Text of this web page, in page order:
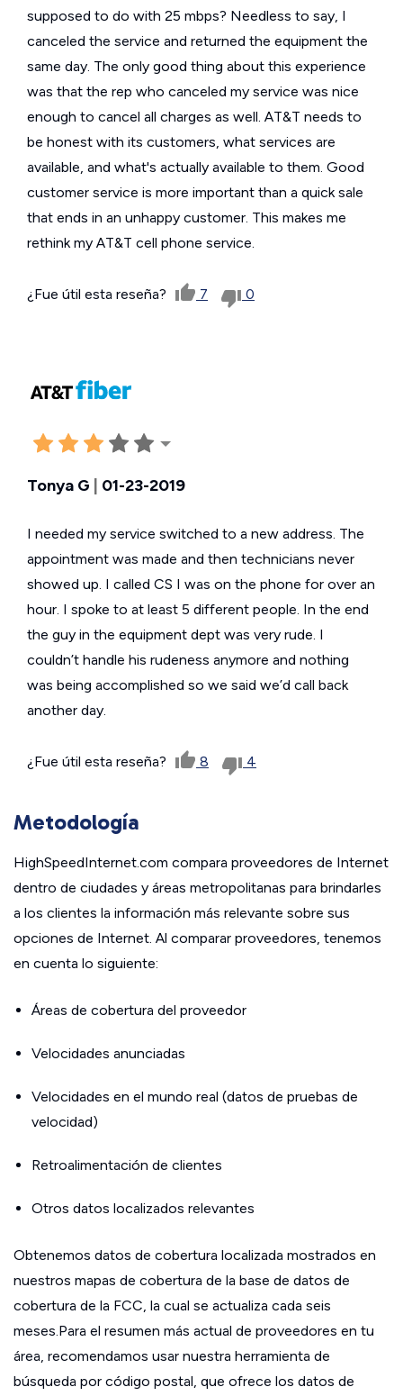
supposed to do with 25 mbps? Needless to say, I
canceled the service and returned the equipment the
same day. The only good thing about this experience
was that the rep who canceled my service was nice
enough to cancel all charges as well. AT&T needs to
be honest with its customers, what services are
available, and what's actually available to them. Good
customer service is more important than a quick sale
that ends in an unhappy customer. This makes me
rethink my AT&T cell phone service.
¿Fue útil esta reseña? 7 0
Tonya G | 01-23-2019
I needed my service switched to a new address. The
appointment was made and then technicians never
showed up. I called CS I was on the phone for over an
hour. I spoke to at least 5 different people. In the end
the guy in the equipment dept was very rude. I
couldn’t handle his rudeness anymore and nothing
was being accomplished so we said we’d call back
another day.
¿Fue útil esta reseña? 8 4
Metodología
HighSpeedInternet.com compara proveedores de Internet
dentro de ciudades y áreas metropolitanas para brindarles
a los clientes la información más relevante sobre sus
opciones de Internet. Al comparar proveedores, tenemos
en cuenta lo siguiente:
Áreas de cobertura del proveedor
Velocidades anunciadas
Velocidades en el mundo real (datos de pruebas de
velocidad)
Retroalimentación de clientes
Otros datos localizados relevantes
Obtenemos datos de cobertura localizada mostrados en
nuestros mapas de cobertura de la base de datos de
cobertura de la FCC, la cual se actualiza cada seis
meses.Para el resumen más actual de proveedores en tu
área, recomendamos usar nuestra herramienta de
búsqueda por código postal, que ofrece los datos de